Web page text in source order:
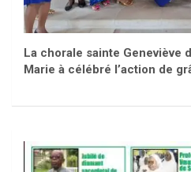
La chorale sainte Geneviève
Marie à célébré l’action de